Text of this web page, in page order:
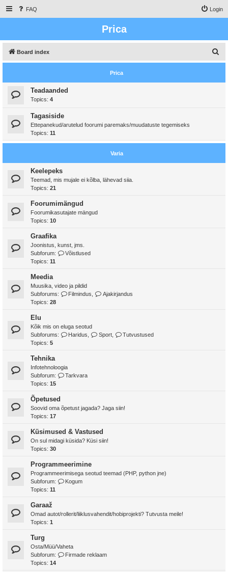
FAQ Login
Prica
Board index
e
Prica
Teadaanded
Topics: 4
Tagasiside
Ettepanekud/arutelud foorumi paremaks/muudatuste tegemiseks
Topics: 11
Varia
Keelepeks
Teemad, mis mujale ei kõlba, lähevad siia.
Topics: 21
Foorumimängud
Foorumikasutajate mängud
Topics: 10
Graafika
Joonistus, kunst, jms.
Subforum:
Võistlused
Topics: 11
Meedia
Muusika, video ja pildid
Subforums:
Filmindus
Ajakirjandus
Topics: 28
Elu
Kõik mis on eluga seotud
Subforums:
Haridus Sport,
Tutvustused
Topics: 5
Tehnika
Infotehnoloogia
Subforum:
Tarkvara
Topics: 15
Õpetused
Soovid oma õpetust jagada? Jaga siin!
Topics: 17
Küsimused & Vastused
On sul midagi küsida? Küsi siin!
Topics: 30
Programmeerimine
Programmeerimisega seotud teemad (PHP, python jne)
Subforum:
Kogum
Topics: 11
Garaaž
Omad autot/rollerit/liiklusvahendit/hobiprojekti? Tutvusta meile!
Topics: 1
Turg
Osta/Müü/Vaheta
Subforum:
Firmade reklaam
Topics: 14